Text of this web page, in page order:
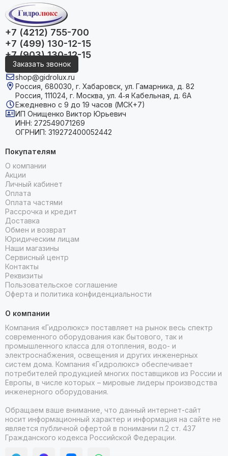
не требовательны к качеству топлива;
простота обслуживания;
абсолютная автономность.
Основные критерии выбора
отопительной печи на угле
Основной показатель – расчётная мощность. При
нормальном утеплении она сопоставляется с
отапливаемой площадью по соотношению 10 м2/Вт. Также
рекомендуется оставлять запас мощности 15-20% для
экстремальных температур.
длительной теплоотдачей, устойчивостью к коррозии и
долговечностью. Сталь обеспечивает быстрый нагрев,
доступную стоимость и ремонтопригодность.
Ещё одна важная характеристика – объём топки. Чем она
больше, тем дольше будет гореть порция топлива.
Подобрать отопительное оборудование, организовать при
необходимости доставку помогут наши менеджеры –
обращайтесь к ним по телефону или онлайн.
+7 (4212) 755-700
+7 (499) 130-12-15
+7 (903) 130-12-15
Заказать звонок
shop@gidrolux.ru
Россия, 680030, г. Хабаровск, ул. Гамарника, д. 82
Россия, 111024, г. Москва, ул. 4‑я Кабельная, д. 6А
Ежедневно с 9 до 19 часов (МСК+7)
ИП Онищенко Виктор Юрьевич
ИНН: 272549071269
ОГРНИП: 319272400052442
Покупателям
О компании
Акции
Личный кабинет
Оплата
Оплата частями
Рассрочка и кредит
Доставка
Обмен и возврат
Юридическим лицам
Наши магазины
Сервисный центр
Контакты
Реквизиты
Пользовательское соглашение
Оферта и политика конфиденциальности
О компании
Компания «Гидролюкс» поставляет на рынок весь спектр
современного оборудования как бытового, так и
промышленного класса для отопления, водо- и
электроснабжения, освещения и других инженерных
систем дома. Компания «Гидролюкс» обеспечивает
потребителей продукцией многих поставщиков из России и
Европы, в числе которых – мировые лидеры производства
инженерного оборудования.
Обращаем ваше внимание, что данный интернет-сайт
носит информационный характер и информация на сайте не
является публичной офертой в понимании п.2 ст. 437
Гражданского кодекса Российской Федерации.